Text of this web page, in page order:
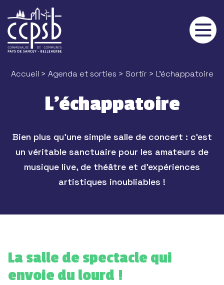
Accueil > Agenda et sorties > Sortir > L'échappatoire
L'échappatoire
Bien plus qu’une simple salle de concert : c’est
un véritable sanctuaire pour les amateurs de
musique live, de théâtre et d’expériences
artistiques inoubliables !
La salle de spectacle qui
envoie du lourd !
Panneau de gestion des cookies